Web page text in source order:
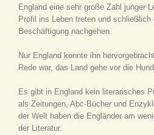
England eine sehr große Zahl junger
Profil ins Leben treten und
Beschäftigung nachgehen.
Nur England konnte ihn
Rede war, das Land gehe vor die
Es gibt in England kein literarisches
als Zeitungen, Abc-Bücher und
der Welt haben die Engländer am
der Literatur.